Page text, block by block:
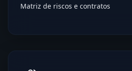
Matriz de riscos e contratos